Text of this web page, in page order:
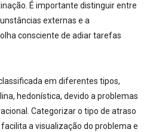
É importante distinguir entre
externas e a
consciente de adiar tarefas
em diferentes tipos,
hedonística, devido a problemas
. Categorizar o tipo de atraso
a visualização do problema e